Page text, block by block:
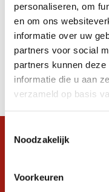
personaliseren, om
en om ons
informatie over uw
partners voor social
partners kunnen
informatie die u aan
verzameld op basis
Noodzakelijk
Voorkeuren
Apply filters
Producten
Filter
Sorteren op
Snel antwoord op
graag verder. 24/7